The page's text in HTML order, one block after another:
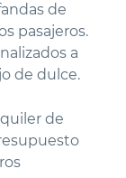
de
pasajeros.
a
de dulce.
de